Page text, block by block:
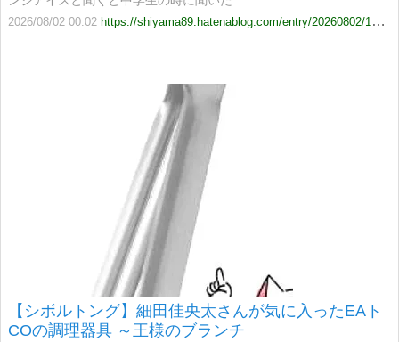
2026/08/02 00:02 https://shiyama89.hatenablog.com/entry/20260802/1785596573
【シボルトング】細田佳央太さんが気に入ったEAト
COの調理器具 ～王様のブランチ